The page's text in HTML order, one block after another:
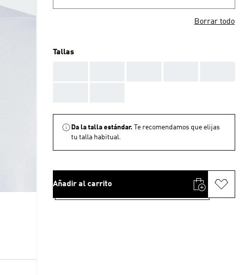
Borrar todo
Tallas
Da la talla estándar.
Te recomendamos que elijas
tu talla habitual.
Añadir al carrito